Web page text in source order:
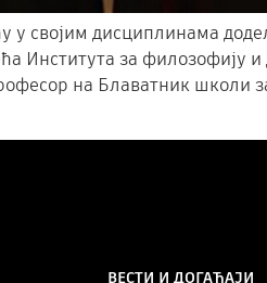
у својим дисциплинама
Института за филозофију
на Блаватник школи
ВЕСТИ И ДОГАЂАЈИ